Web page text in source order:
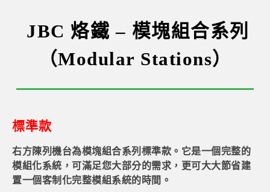
JBC 烙鐵 – 模塊組合系列
（Modular Stations）
標準款
右方陳列機台為模塊組合系列標準款。它是一個完整的
模組化系統，可滿足您大部分的需求，更可大大節省建
置一個客制化完整模組系統的時間。